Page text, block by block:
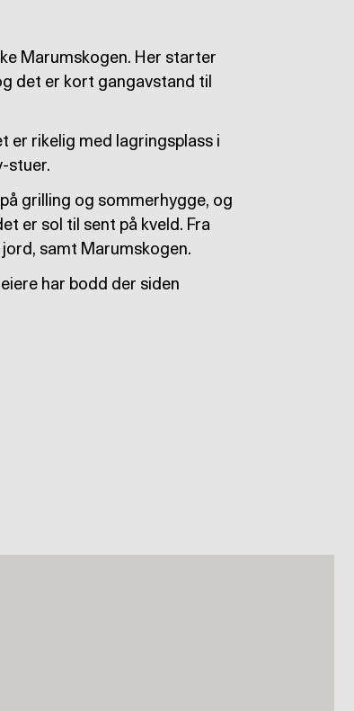
Marumskogen. Her starter
det er kort gangavstand til
er rikelig med lagringsplass i
stuer.
grilling og sommerhygge, og
er sol til sent på kveld. Fra
samt Marumskogen.
har bodd der siden